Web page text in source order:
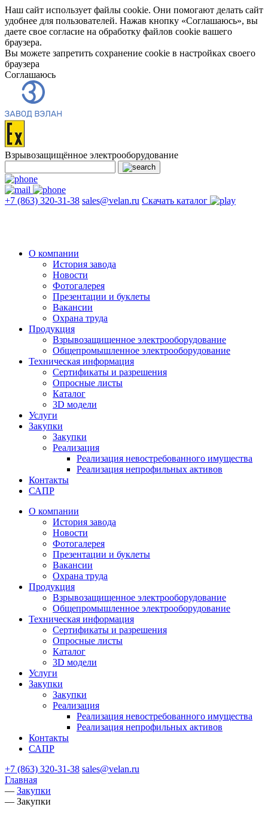
Наш сайт использует файлы cookie. Они помогают делать сайт
удобнее для пользователей. Нажав кнопку «Соглашаюсь», вы
даете свое согласие на обработку файлов cookie вашего
браузера.
Вы можете запретить сохранение cookie в настройках своего
браузера
Соглашаюсь
Взрывозащищённое электрооборудование
+7 (863) 320-31-38 sales@velan.ru Скачать каталог
О компании
История завода
Новости
Фотогалерея
Презентации и буклеты
Вакансии
Охрана труда
Продукция
Взрывозащищенное электрооборудование
Общепромышленное электрооборудование
Техническая информация
Сертификаты и разрешения
Опросные листы
Каталог
3D модели
Услуги
Закупки
Закупки
Реализация
Реализация невостребованного имущества
Реализация непрофильных активов
Контакты
САПР
О компании
История завода
Новости
Фотогалерея
Презентации и буклеты
Вакансии
Охрана труда
Продукция
Взрывозащищенное электрооборудование
Общепромышленное электрооборудование
Техническая информация
Сертификаты и разрешения
Опросные листы
Каталог
3D модели
Услуги
Закупки
Закупки
Реализация
Реализация невостребованного имущества
Реализация непрофильных активов
Контакты
САПР
+7 (863) 320-31-38 sales@velan.ru
Главная
— Закупки
— Закупки